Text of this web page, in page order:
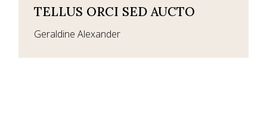
TELLUS ORCI SED AUCTO
Geraldine Alexander